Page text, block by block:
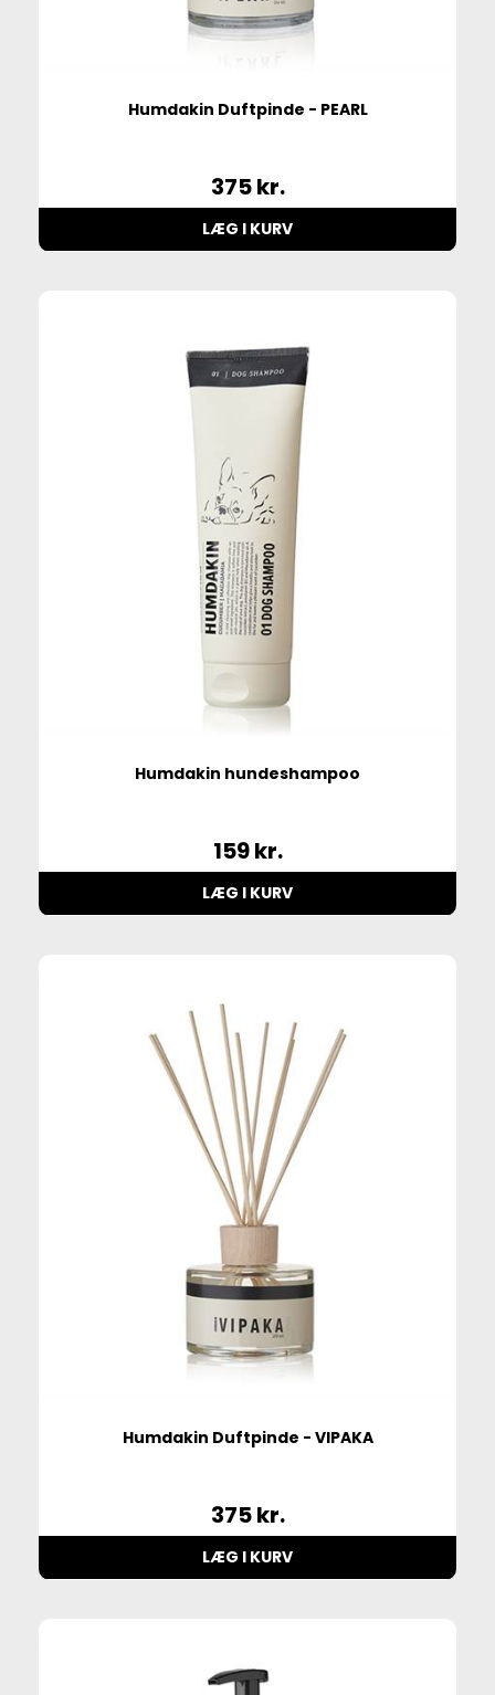
Humdakin Duftpinde - PEARL
375kr.
LÆG I KURV
Humdakin hundeshampoo
159kr.
LÆG I KURV
Humdakin Duftpinde - VIPAKA
375kr.
LÆG I KURV